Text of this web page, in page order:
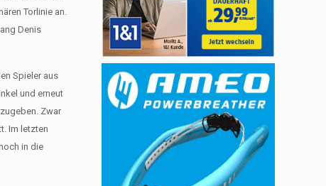
Torlinie an.
Denis
Spieler aus
und erneut
Zwar
Im letzten
in die